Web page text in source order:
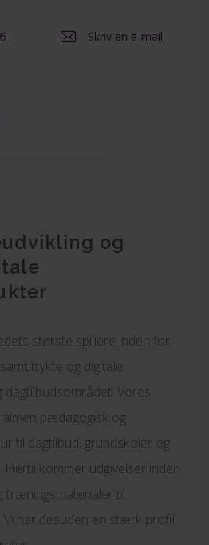
Skriv en e-mail
og
største spillere inden for
trykte og digitale
Vores
pædagogisk og
til dagtilbud, grundskoler og
kommer udgivelser inden
træningsmaterialer til
Vi har desuden en stærk profil